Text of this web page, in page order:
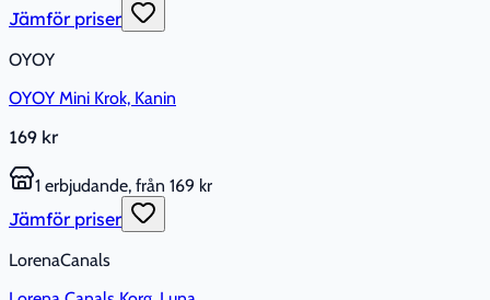
Jämför priser
OYOY
OYOY Mini Krok, Kanin
169 kr
1 erbjudande, från 169 kr
Jämför priser
LorenaCanals